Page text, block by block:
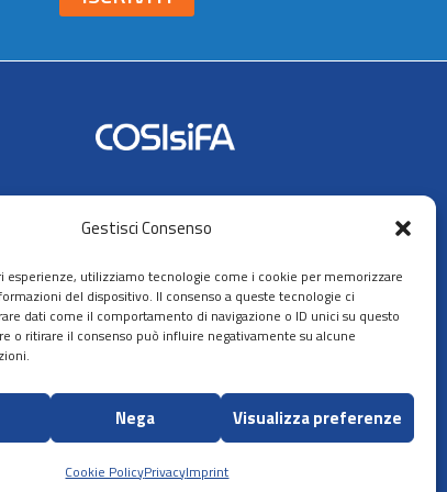
Gestisci Consenso
esperienze, utilizziamo tecnologie come i cookie per memorizzare
del dispositivo. Il consenso a queste tecnologie ci
dati come il comportamento di navigazione o ID unici su questo
o ritirare il consenso può influire negativamente su alcune
Nega Visualizza preferenze
Cookie PolicyPrivacyImprint
Seguici su:
Sito ideato, sviluppato e gestito
da:Zadig srl Società Benefit